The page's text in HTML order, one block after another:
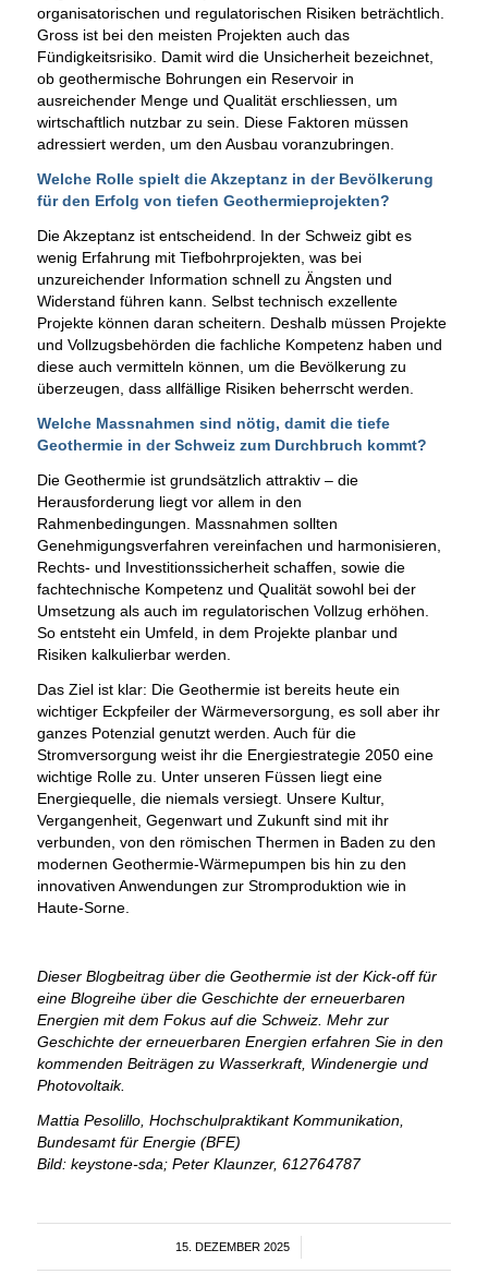
organisatorischen und regulatorischen Risiken beträchtlich.
Gross ist bei den meisten Projekten auch das
Fündigkeitsrisiko. Damit wird die Unsicherheit bezeichnet,
ob geothermische Bohrungen ein Reservoir in
ausreichender Menge und Qualität erschliessen, um
wirtschaftlich nutzbar zu sein. Diese Faktoren müssen
adressiert werden, um den Ausbau voranzubringen.
Welche Rolle spielt die Akzeptanz in der Bevölkerung
für den Erfolg von tiefen Geothermieprojekten?
Die Akzeptanz ist entscheidend. In der Schweiz gibt es
wenig Erfahrung mit Tiefbohrprojekten, was bei
unzureichender Information schnell zu Ängsten und
Widerstand führen kann. Selbst technisch exzellente
Projekte können daran scheitern. Deshalb müssen Projekte
und Vollzugsbehörden die fachliche Kompetenz haben und
diese auch vermitteln können, um die Bevölkerung zu
überzeugen, dass allfällige Risiken beherrscht werden.
Welche Massnahmen sind nötig, damit die tiefe
Geothermie in der Schweiz zum Durchbruch kommt?
Die Geothermie ist grundsätzlich attraktiv – die
Herausforderung liegt vor allem in den
Rahmenbedingungen. Massnahmen sollten
Genehmigungsverfahren vereinfachen und harmonisieren,
Rechts- und Investitionssicherheit schaffen, sowie die
fachtechnische Kompetenz und Qualität sowohl bei der
Umsetzung als auch im regulatorischen Vollzug erhöhen.
So entsteht ein Umfeld, in dem Projekte planbar und
Risiken kalkulierbar werden.
Das Ziel ist klar: Die Geothermie ist bereits heute ein
wichtiger Eckpfeiler der Wärmeversorgung, es soll aber ihr
ganzes Potenzial genutzt werden. Auch für die
Stromversorgung weist ihr die Energiestrategie 2050 eine
wichtige Rolle zu. Unter unseren Füssen liegt eine
Energiequelle, die niemals versiegt. Unsere Kultur,
Vergangenheit, Gegenwart und Zukunft sind mit ihr
verbunden, von den römischen Thermen in Baden zu den
modernen Geothermie-Wärmepumpen bis hin zu den
innovativen Anwendungen zur Stromproduktion wie in
Haute-Sorne.
Dieser Blogbeitrag über die Geothermie ist der Kick-off für
eine Blogreihe über die Geschichte der erneuerbaren
Energien mit dem Fokus auf die Schweiz. Mehr zur
Geschichte der erneuerbaren Energien erfahren Sie in den
kommenden Beiträgen zu Wasserkraft, Windenergie und
Photovoltaik.
Mattia Pesolillo, Hochschulpraktikant Kommunikation,
Bundesamt für Energie (BFE)
Bild: keystone-sda; Peter Klaunzer, 612764787
15. DEZEMBER 2025
/